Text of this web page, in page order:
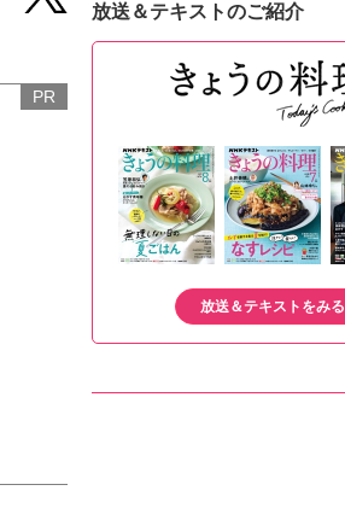
PR
放送＆テキストのご紹介
放送＆テキストをみる